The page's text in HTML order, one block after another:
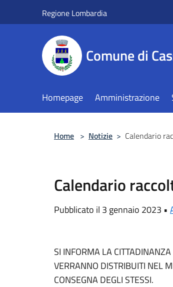
Regione Lombardia
Comune di
Homepage Amministrazione
Home > Notizie > Calendario
Calendario
Pubblicato il 3 gennaio 2023 •
SI INFORMA LA CITTADINANZA
VERRANNO DISTRIBUITI NEL
CONSEGNA DEGLI STESSI.